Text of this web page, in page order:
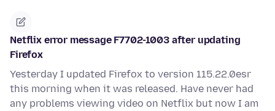
Netflix error message F7702-1003 after updating
Firefox
Yesterday I updated Firefox to version 115.22.0esr
this morning when it was released. Have never had
any problems viewing video on Netflix but now I am